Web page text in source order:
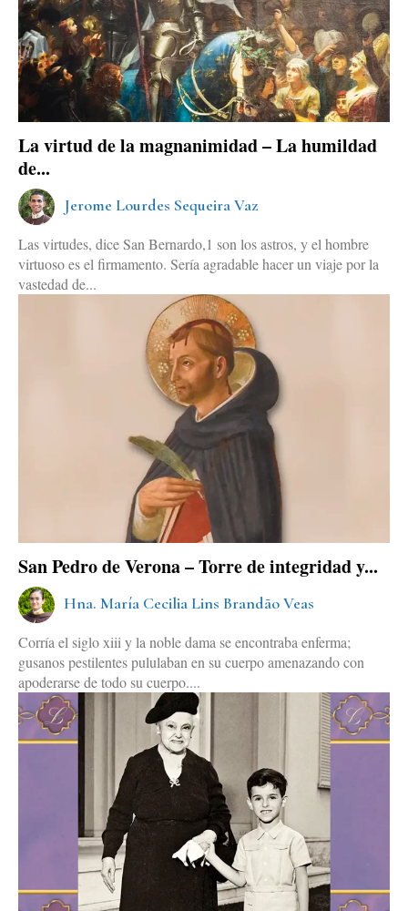
La virtud de la magnanimidad – La humildad
de...
Jerome Lourdes Sequeira Vaz
Las virtudes, dice San Bernardo,1 son los astros, y el hombre
virtuoso es el firmamento. Sería agradable hacer un viaje por la
vastedad de...
San Pedro de Verona – Torre de integridad y...
Hna. María Cecilia Lins Brandão Veas
Corría el siglo xiii y la noble dama se encontraba enferma;
gusanos pestilentes pululaban en su cuerpo amenazando con
apoderarse de todo su cuerpo....